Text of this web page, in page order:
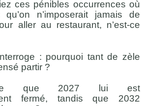
ces pénibles occurrences où
qu’on n’imposerait jamais de
aller au restaurant, n’est-ce
: pourquoi tant de zèle
partir ?
que 2027 lui est
fermé, tandis que 2032